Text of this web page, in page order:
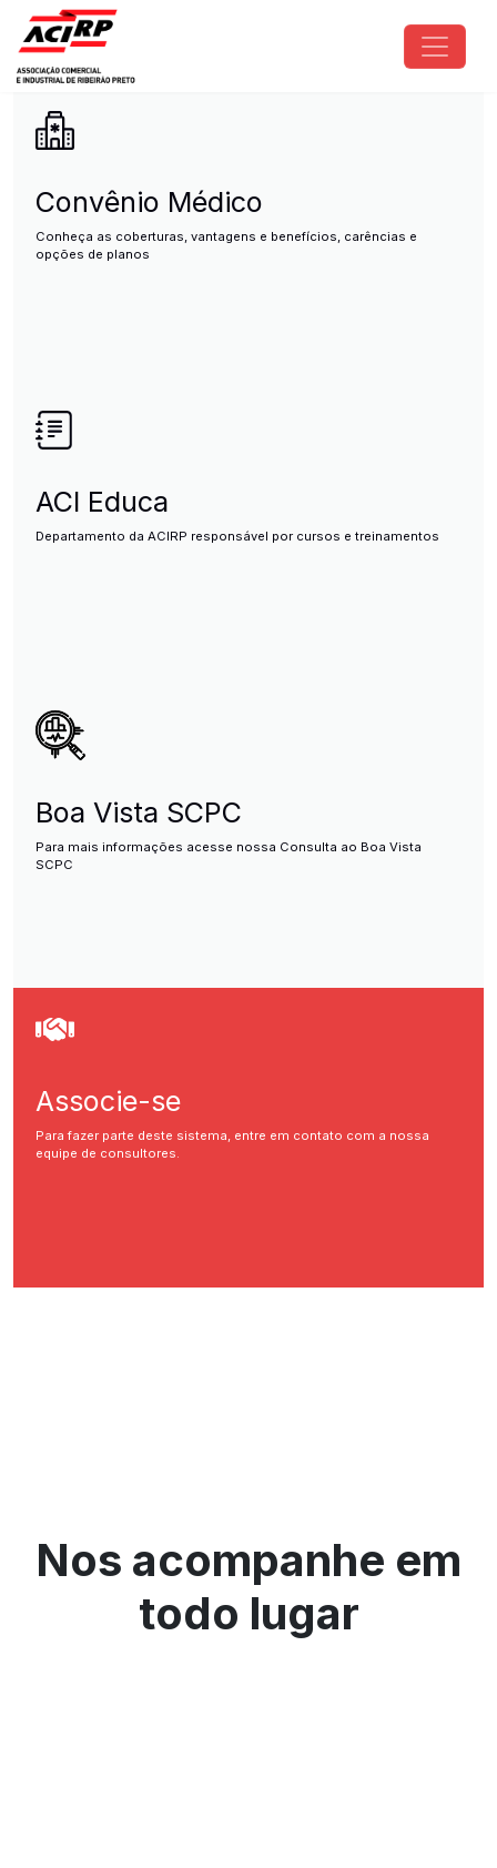
Pular para o conteúdo principal
ACIRP - Associação Comercial
Convênio Médico
Conheça as coberturas, vantagens e benefícios, carências e
opções de planos
ACI Educa
Departamento da ACIRP responsável por cursos e treinamentos
Boa Vista SCPC
Para mais informações acesse nossa Consulta ao Boa Vista
SCPC
Associe-se
Para fazer parte deste sistema, entre em contato com a nossa
equipe de consultores.
Nos acompanhe em
todo lugar